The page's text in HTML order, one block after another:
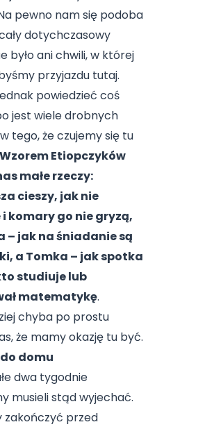
pewno nam się podoba
dotychczasowy
było ani chwili, w której
przyjazdu tutaj.
powiedzieć coś
jest wiele drobnych
tego, że czujemy się tu
Wzorem Etiopczyków
małe rzeczy:
cieszy, jak nie
komary go nie gryzą,
– jak na śniadanie są
a Tomka – jak spotka
studiuje lub
matematykę.
chyba po prostu
że mamy okazję tu być.
domu
dwa tygodnie
musieli stąd wyjechać.
zakończyć przed